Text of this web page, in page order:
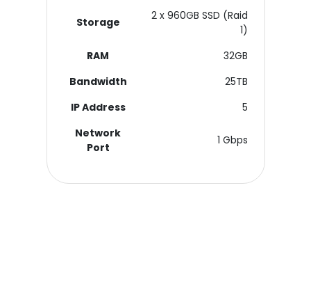
Storage
2 x 960GB SSD (Raid
1)
RAM
32GB
Bandwidth
25TB
IP Address
5
Network
Port
1 Gbps